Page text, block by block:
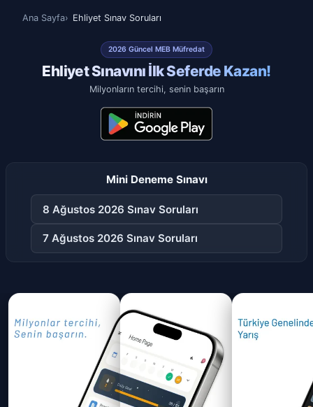
Ana Sayfa Ehliyet Sınav Soruları
2026 Güncel MEB Müfredat
Ehliyet Sınavını İlk Seferde Kazan!
Milyonların tercihi, senin başarın
Mini Deneme Sınavı
8 Ağustos 2026 Sınav Soruları
7 Ağustos 2026 Sınav Soruları